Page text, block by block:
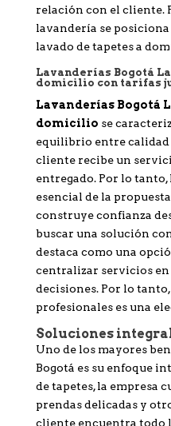
relación con el cliente.
lavandería se
lavado de tapetes a
Lavanderías Bogotá
domicilio con tarifas
Lavanderías Bogotá
domicilio se
equilibrio entre calidad
cliente recibe un
entregado. Por lo
esencial de la
construye confianza
buscar una solución
destaca como una
centralizar servicios
decisiones. Por lo
profesionales es una
Soluciones
Uno de los mayores
Bogotá es su enfoque
de tapetes, la empresa
prendas delicadas y
cliente encuentra todo